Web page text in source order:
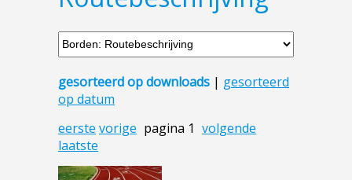
gesorteerd op downloads | gesorteerd
op datum
eerste vorige pagina 1 volgende
laatste